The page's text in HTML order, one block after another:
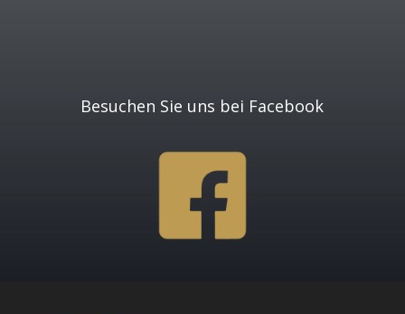
Besuchen Sie uns bei Facebook